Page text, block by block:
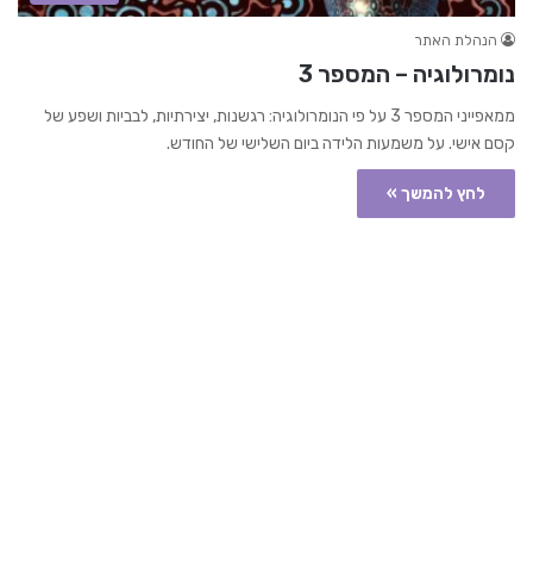
הנהלת האתר
נומרולוגיה – המספר 3
ממאפייני המספר 3 על פי הנומרולוגיה: רגשנות, יצירתיות, לבביות ושפע של
קסם אישי. על משמעות הלידה ביום השלישי של החודש.
לחץ להמשך »